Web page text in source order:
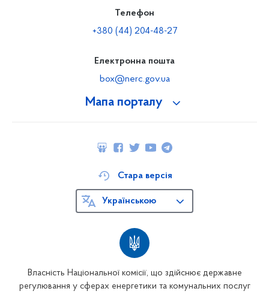
Мапа порталу
Телефон
+380 (44) 204-48-27
Електронна пошта
box@nerc.gov.ua
Власність Національної комісії, що здійснює державне
регулювання у сферах енергетики та комунальних послуг
Стара версія
Українською